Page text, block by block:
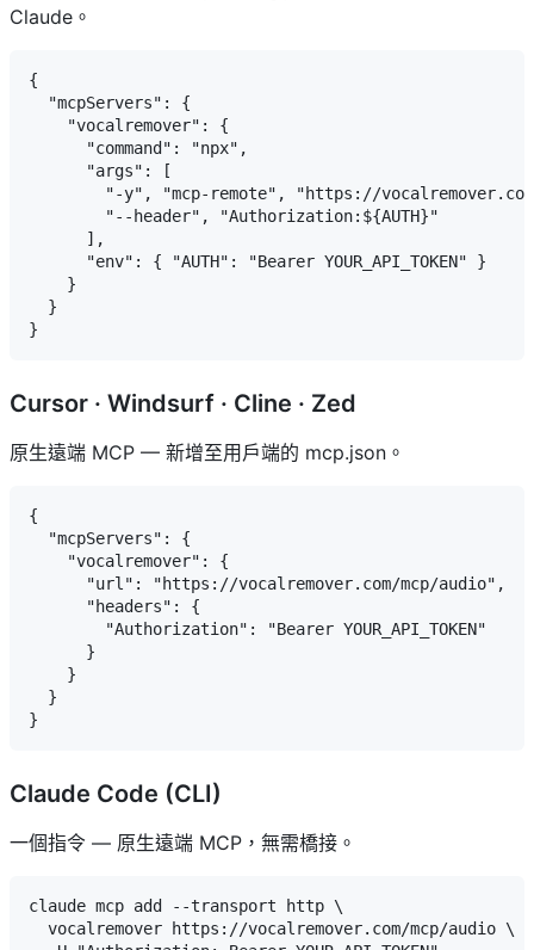
Claude。
{
  "mcpServers": {
    "vocalremover": {
      "command": "npx",
      "args": [
"-y", "mcp-remote", "https://
        "--header", "Authorization:${AUTH}"
      ],
      "env": { "AUTH": "Bearer YOUR_API_TOKEN" }
    }
  }
Cursor · Windsurf · Cline · Zed
原生遠端 MCP — 新增至用戶端的 mcp.json。
{
  "mcpServers": {
    "vocalremover": {
      "url": "https://vocalremover.com/mcp/audio",
      "headers": {
        "Authorization": "Bearer YOUR_API_TOKEN"
      }
    }
  }
Claude Code (CLI)
一個指令 — 原生遠端 MCP，無需橋接。
claude mcp add --transport http \
  vocalremover https://vocalremover.com/mcp/audio \